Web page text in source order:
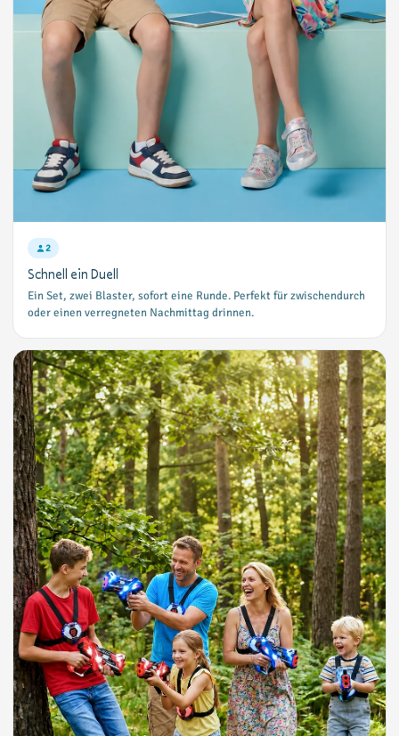
2
Schnell ein Duell
Ein Set, zwei Blaster, sofort eine Runde. Perfekt für zwischendurch
oder einen verregneten Nachmittag drinnen.